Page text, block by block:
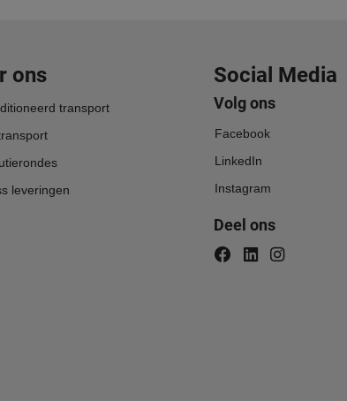
ons
transport
leveringen
Social Media
Volg ons
Facebook
LinkedIn
Instagram
Deel ons